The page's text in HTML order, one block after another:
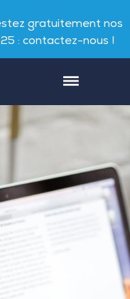
gratuitement nos
: contactez-nous !